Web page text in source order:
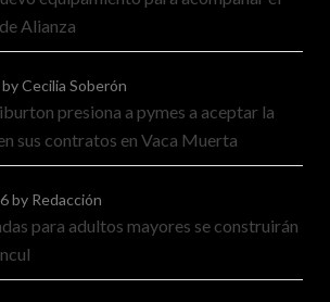
Alianza
by Cecilia Soberón
presiona a pymes a aceptar la
sus contratos en Vaca Muerta
by Redacción
para adultos mayores se construirán